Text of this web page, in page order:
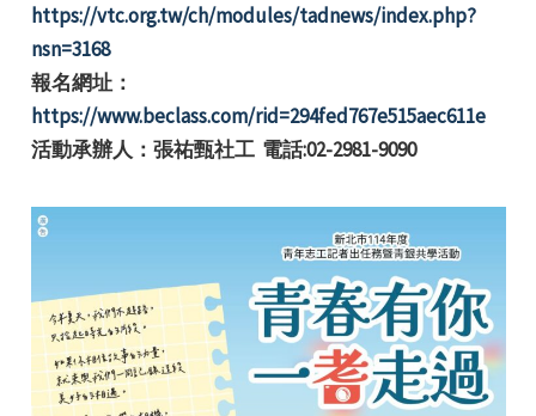
https://vtc.org.tw/ch/modules/tadnews/index.php?
nsn=3168
報名網址：
https://www.beclass.com/rid=294fed767e515aec611e
活動承辦人：張祐甄社工 電話:02-2981-9090